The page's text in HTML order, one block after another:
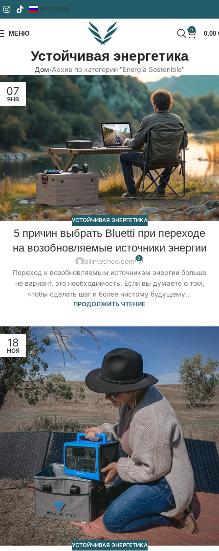
РУССКИЙ
МЕНЮ 0 0,00
Устойчивая энергетика
Дом Архив по категории "Energía Sostenible"
07
ЯНВ
УСТОЙЧИВАЯ ЭНЕРГЕТИКА
5 причин выбрать Bluetti при переходе
на возобновляемые источники энергии
bilintechco.com 0
Переход к возобновляемым источникам энергии больше
не вариант, это необходимость. Если вы думаете о том,
чтобы сделать шаг к более чистому будущему...
ПРОДОЛЖИТЬ ЧТЕНИЕ
18
НОЯ
УСТОЙЧИВАЯ ЭНЕРГЕТИКА